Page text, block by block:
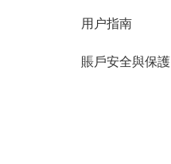
用户指南
賬戶安全與保護